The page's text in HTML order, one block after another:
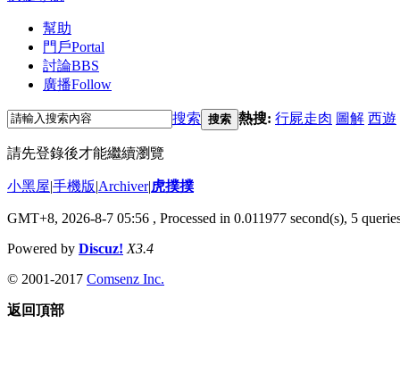
幫助
門戶Portal
討論BBS
廣播Follow
搜索 搜索 熱搜: 行屍走肉 圖解 西遊
請先登錄後才能繼續瀏覽
小黑屋|手機版|Archiver|虎撲撲
GMT+8, 2026-8-7 05:56 , Processed in 0.011977 second(s), 5
Powered by Discuz! X3.4
© 2001-2017 Comsenz Inc.
返回頂部